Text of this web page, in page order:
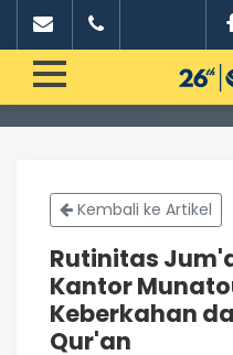
Kembali ke Artikel
Rutinitas
Kantor
Keberkahan
Qur'an